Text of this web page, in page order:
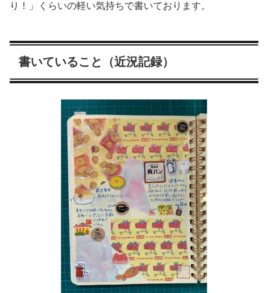
り！」くらいの軽い気持ちで書いております。
書いていること（近況記録）